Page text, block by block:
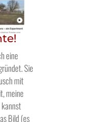
eine
Sie
mit
meine
Bild (es